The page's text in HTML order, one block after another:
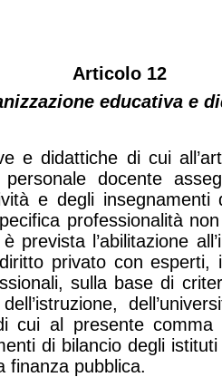
Articolo 12
educativa e
e didattiche di cui
docente
e degli insegnamenti
professionalità
prevista l’abilitazione
privato con esperti,
sulla base di
cui al presente comma
di bilancio degli
finanza pubblica.